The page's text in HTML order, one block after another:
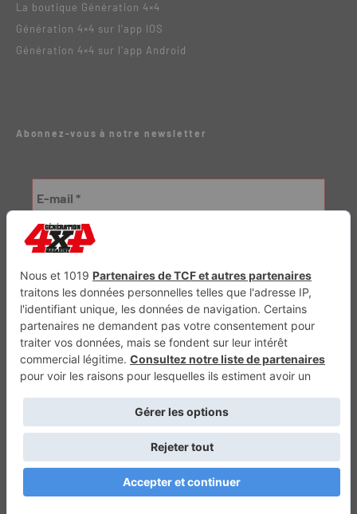
La boutique Génération 4×4
Génération 4×4 sur l’app IOS
Génération 4×4 sur l’app Android
Abonnez-vous à notre newsletter
Génération Electrique Génération Sans Permis VTTAE.fr FullAttack
Retour en haut
Depuis 2010 - Un magazine duGroupe CPPRESSE